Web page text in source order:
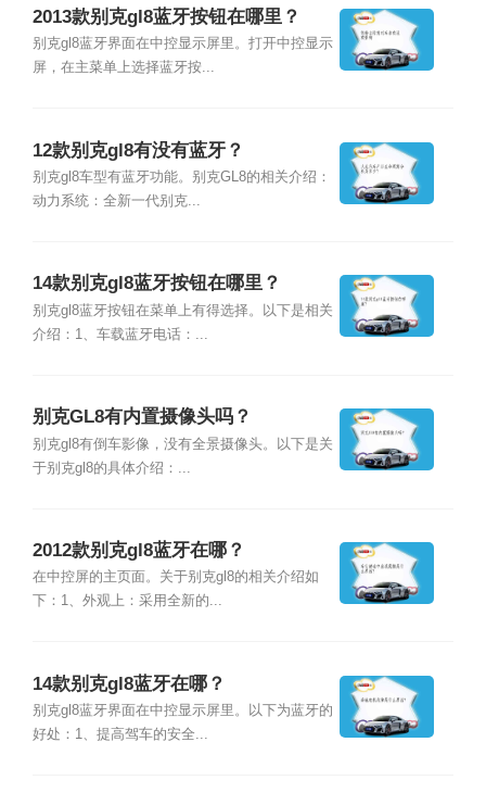
2013款别克gl8蓝牙按钮在哪里？
别克gl8蓝牙界面在中控显示屏里。打开中控显示
屏，在主菜单上选择蓝牙按...
12款别克gl8有没有蓝牙？
别克gl8车型有蓝牙功能。别克GL8的相关介绍：
动力系统：全新一代别克...
14款别克gl8蓝牙按钮在哪里？
别克gl8蓝牙按钮在菜单上有得选择。以下是相关
介绍：1、车载蓝牙电话：...
别克GL8有内置摄像头吗？
别克gl8有倒车影像，没有全景摄像头。以下是关
于别克gl8的具体介绍：...
2012款别克gl8蓝牙在哪？
在中控屏的主页面。关于别克gl8的相关介绍如
下：1、外观上：采用全新的...
14款别克gl8蓝牙在哪？
别克gl8蓝牙界面在中控显示屏里。以下为蓝牙的
好处：1、提高驾车的安全...